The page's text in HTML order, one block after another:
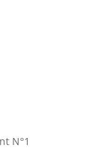
N°1